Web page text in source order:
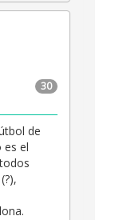
30
de
es el